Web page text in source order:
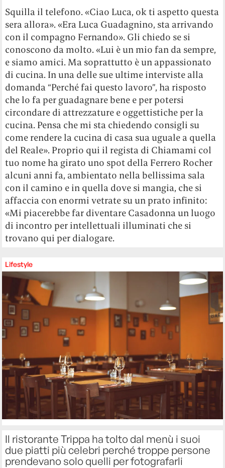
Squilla il telefono. «Ciao Luca, ok ti aspetto questa
sera allora». «Era Luca Guadagnino, sta arrivando
con il compagno Fernando». Gli chiedo se si
conoscono da molto. «Lui è un mio fan da sempre,
e siamo amici. Ma soprattutto è un appassionato
di cucina. In una delle sue ultime interviste alla
domanda “Perché fai questo lavoro”, ha risposto
che lo fa per guadagnare bene e per potersi
circondare di attrezzature e oggettistiche per la
cucina. Pensa che mi sta chiedendo consigli su
come rendere la cucina di casa sua uguale a quella
del Reale». Proprio qui il regista di Chiamami col
tuo nome ha girato uno spot della Ferrero Rocher
alcuni anni fa, ambientato nella bellissima sala
con il camino e in quella dove si mangia, che si
affaccia con enormi vetrate su un prato infinito:
«Mi piacerebbe far diventare Casadonna un luogo
di incontro per intellettuali illuminati che si
trovano qui per dialogare.
Lifestyle
Il ristorante Trippa ha tolto dal menù i suoi
due piatti più celebri perché troppe persone
prendevano solo quelli per fotografarli